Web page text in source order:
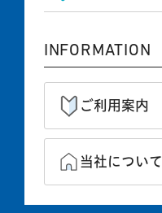
INFORMATION
ご利用案内
当社について